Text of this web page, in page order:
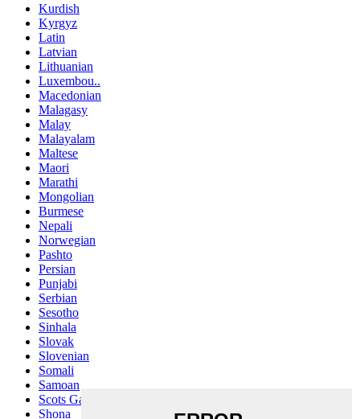
Kurdish
Kyrgyz
Latin
Latvian
Lithuanian
Luxembou..
Macedonian
Malagasy
Malay
Malayalam
Maltese
Maori
Marathi
Mongolian
Burmese
Nepali
Norwegian
Pashto
Persian
Punjabi
Serbian
Sesotho
Sinhala
Slovak
Slovenian
Somali
Samoan
Scots Gaelic
Shona